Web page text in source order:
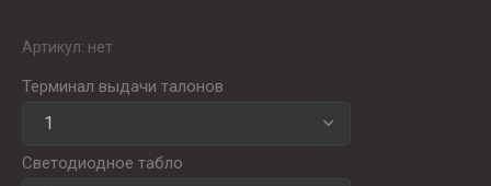
Артикул: нет
Терминал выдачи талонов
Светодиодное табло